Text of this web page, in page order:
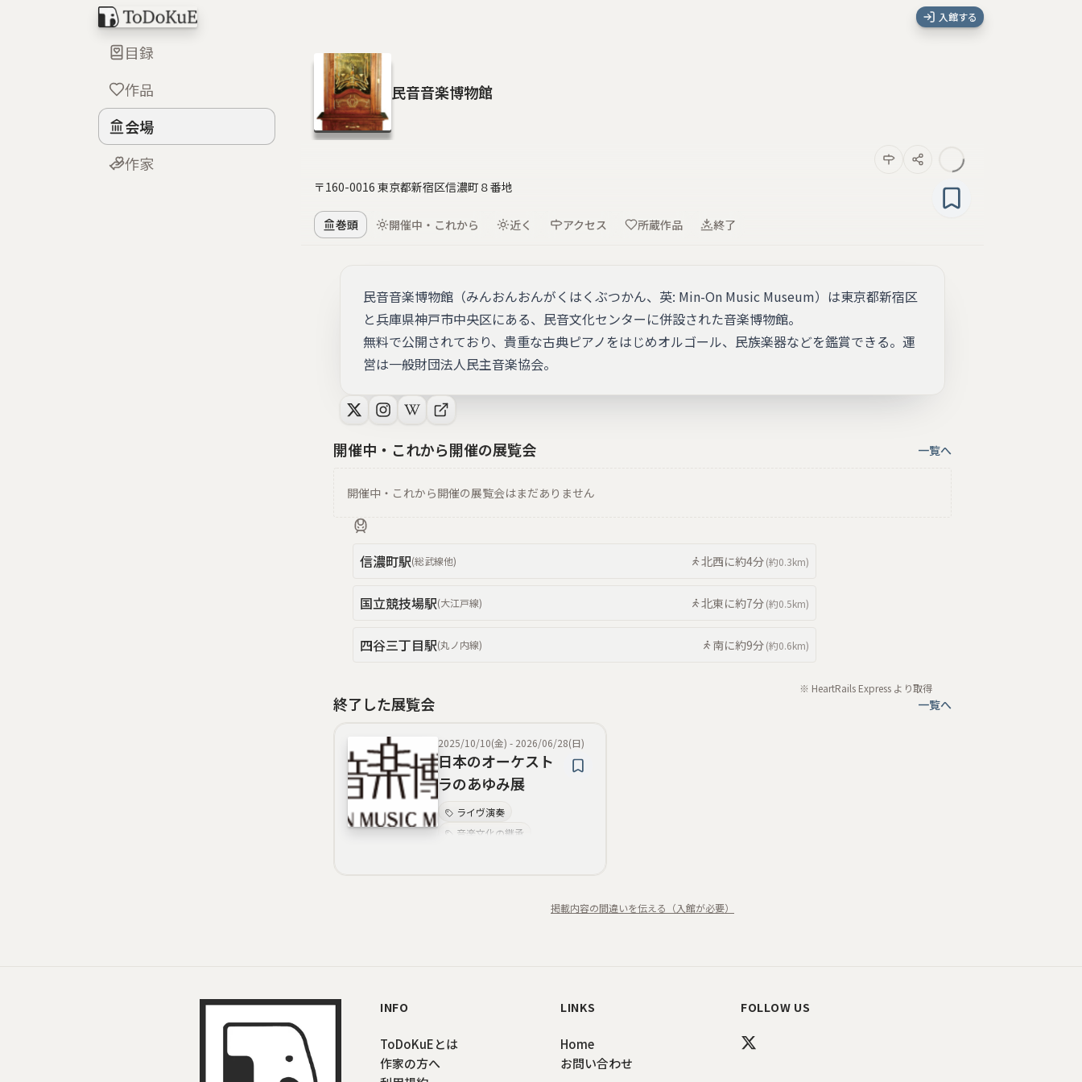
入館する
目録
作品
会場
作家
民音音楽博物館
〒160-0016 東京都新宿区信濃町８番地
巻頭 開催中・これから 近く アクセス 所蔵作品 終了
民音音楽博物館（みんおんおんがくはくぶつかん、英: Min-On Music Museum）は東京都新宿区
と兵庫県神戸市中央区にある、民音文化センターに併設された音楽博物館。
無料で公開されており、貴重な古典ピアノをはじめオルゴール、民族楽器などを鑑賞できる。運
営は一般財団法人民主音楽協会。
開催中・これから開催の展覧会 一覧へ
開催中・これから開催の展覧会はまだありません
信濃町駅(総武線他) 北西に約4分(約0.3km)
国立競技場駅(大江戸線) 北東に約7分(約0.5km)
四谷三丁目駅(丸ノ内線) 南に約9分(約0.6km)
※ HeartRails Express より取得
終了した展覧会 一覧へ
2025/10/10(金) - 2026/06/28(日)
日本のオーケスト
ラのあゆみ展
ライヴ演奏
音楽文化の継承
掲載内容の間違いを伝える（入館が必要）
INFO
ToDoKuEとは
作家の方へ
LINKS
Home
お問い合わせ
FOLLOW US